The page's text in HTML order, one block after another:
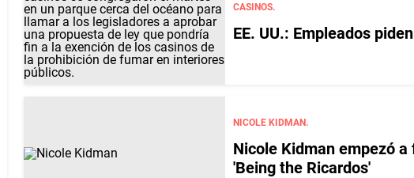
CASINOS.
EE. UU.: Empleados
NICOLE KIDMAN.
Nicole Kidman empezó
'Being the Ricardos'